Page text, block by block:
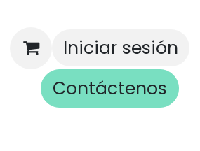
Iniciar sesión
Contáctenos